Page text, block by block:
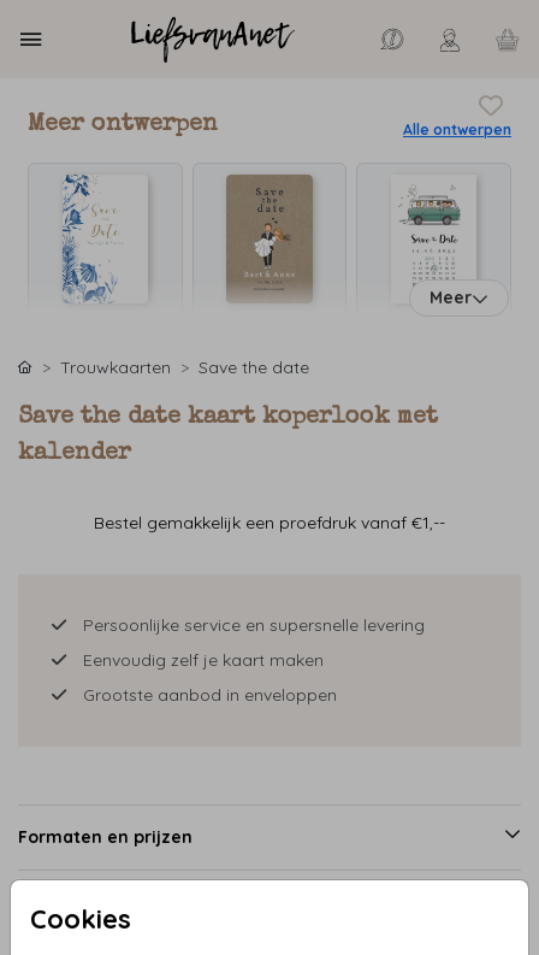
Cookies
Meer ontwerpen Alle ontwerpen
Meer
Trouwkaarten Save the date
Save the date kaart koperlook met
kalender
Bestel gemakkelijk een proefdruk vanaf €1,--
Persoonlijke service en supersnelle levering
Eenvoudig zelf je kaart maken
Grootste aanbod in enveloppen
Formaten en prijzen
Productinformatie